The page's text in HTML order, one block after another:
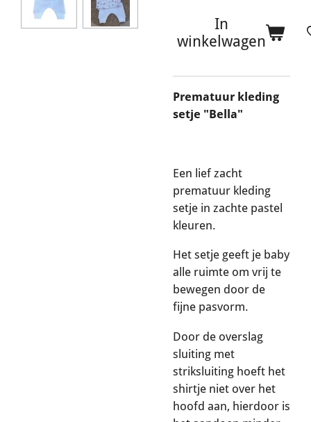
In
winkelwagen
Prematuur kleding
setje "Bella"
Een lief zacht
prematuur kleding
setje in zachte pastel
kleuren.
Het setje geeft je baby
alle ruimte om vrij te
bewegen door de
fijne pasvorm.
Door de overslag
sluiting met
striksluiting hoeft het
shirtje niet over het
hoofd aan, hierdoor is